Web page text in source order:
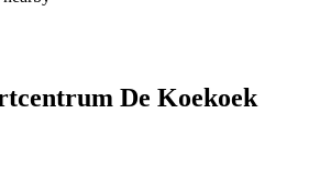
De Koekoek